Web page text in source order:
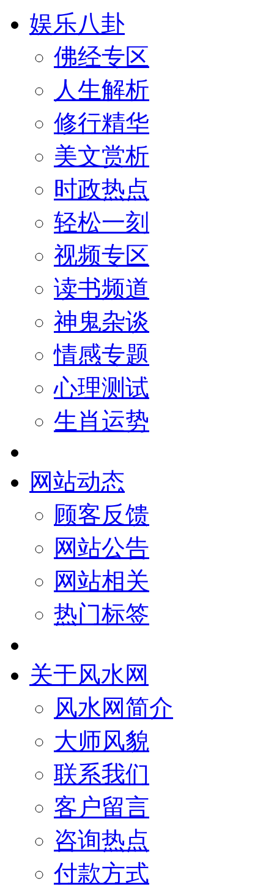
娱乐八卦
佛经专区
人生解析
修行精华
美文赏析
时政热点
轻松一刻
视频专区
读书频道
神鬼杂谈
情感专题
心理测试
生肖运势
网站动态
顾客反馈
网站公告
网站相关
热门标签
关于风水网
风水网简介
大师风貌
联系我们
客户留言
咨询热点
付款方式